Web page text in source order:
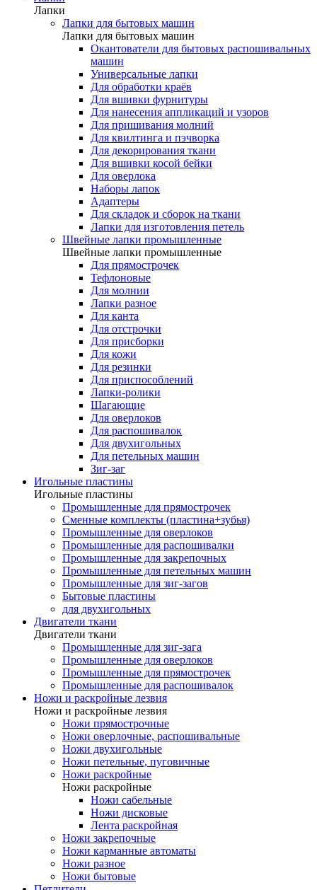
Лапки
Лапки для бытовых машин
Лапки для бытовых машин
Окантователи для бытовых распошивальных
машин
Универсальные лапки
Для обработки краёв
Для вшивки фурнитуры
Для нанесения аппликаций и узоров
Для пришивания молний
Для квилтинга и пэчворка
Для декорирования ткани
Для вшивки косой бейки
Для оверлока
Наборы лапок
Адаптеры
Для складок и сборок на ткани
Лапки для изготовления петель
Швейные лапки промышленные
Швейные лапки промышленные
Для прямострочек
Тефлоновые
Для молнии
Лапки разное
Для канта
Для отстрочки
Для присборки
Для кожи
Для резинки
Для приспособлений
Лапки-ролики
Шагающие
Для оверлоков
Для распошивалок
Для двухигольных
Для петельных машин
Зиг-заг
Игольные пластины
Игольные пластины
Промышленные для прямострочек
Сменные комплекты (пластина+зубья)
Промышленные для оверлоков
Промышленные для распошивалки
Промышленные для закрепочных
Промышленные для петельных машин
Промышленные для зиг-загов
Бытовые пластины
для двухигольных
Двигатели ткани
Двигатели ткани
Промышленные для зиг-зага
Промышленные для оверлоков
Промышленные для прямострочек
Промышленные для распошивалок
Ножи и раскройные лезвия
Ножи и раскройные лезвия
Ножи прямострочные
Ножи оверлочные, распошивальные
Ножи двухигольные
Ножи петельные, пуговичные
Ножи раскройные
Ножи раскройные
Ножи сабельные
Ножи дисковые
Лента раскройная
Ножи закрепочные
Ножи карманные автоматы
Ножи разное
Ножи бытовые